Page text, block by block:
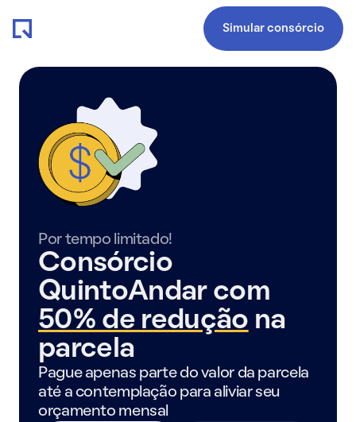
Simular consórcio
Por tempo limitado!
Consórcio
QuintoAndar com
50% de redução na
parcela
Pague apenas parte do valor da parcela
até a contemplação para aliviar seu
orçamento mensal